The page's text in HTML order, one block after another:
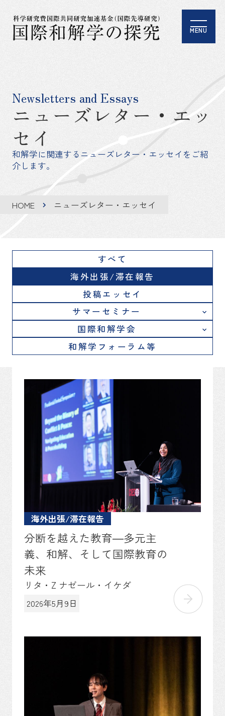
MENU
ニューズレター・エッ
セイ
Newsletters and Essays
和解学に関連するニューズレター・エッセイをご紹
介します。
HOME ニューズレター・エッセイ
すべて
海外出張/滞在報告
投稿エッセイ
サマーセミナー
国際和解学会
和解学フォーラム等
海外出張/滞在報告
分断を越えた教育―多元主
義、和解、そして国際教育の
未来
リタ・Z ナゼール・イケダ
2026年5月9日